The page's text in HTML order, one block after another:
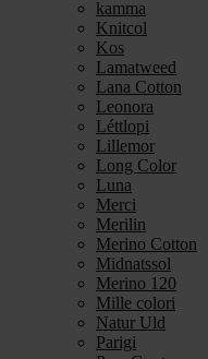
kamma
Knitcol
Kos
Lamatweed
Lana Cotton
Leonora
Léttlopi
Lillemor
Long Color
Luna
Merci
Merilin
Merino Cotton
Midnatssol
Merino 120
Mille colori
Natur Uld
Parigi